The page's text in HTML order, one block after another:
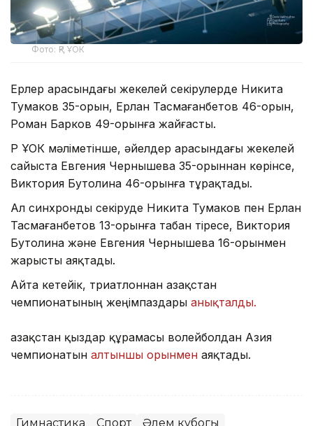
Фото: ҚР ҰОК
Ерлер арасындағы жекелей секірулерде Никита
Тумаков 35-орын, Ерлан Тасмағанбетов 46-орын,
Роман Барков 49-орынға жайғасты.
ҚР ҰОК мәліметінше, әйелдер арасындағы жекелей
сайыста Евгения Чернышева 35-орыннан көрінсе,
Виктория Бутолина 46-орынға тұрақтады.
Ал синхронды секіруде Никита Тумаков пен Ерлан
Тасмағанбетов 13-орынға табан тіресе, Виктория
Бутолина және Евгения Чернышева 16-орынмен
жарысты аяқтады.
Айта кетейік, триатлоннан Қазақстан
чемпионатының жеңімпаздары анықталды.
Қазақстан қыздар құрамасы волейболдан Азия
чемпионатын алтыншы орынмен аяқтады.
Гимнастика Спорт Әлем кубогы